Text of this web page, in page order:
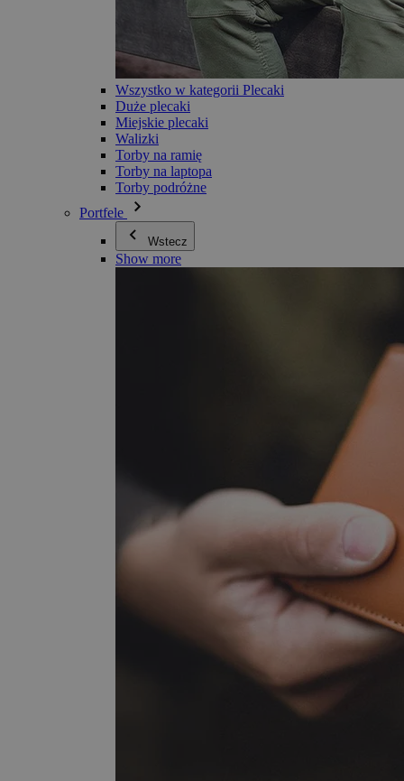
Wszystko w kategorii Plecaki
Duże plecaki
Miejskie plecaki
Walizki
Torby na ramię
Torby na laptopa
Torby podróżne
Portfele
Wstecz
Show more